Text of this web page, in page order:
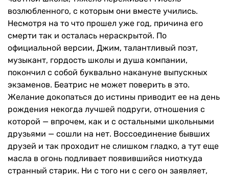
возлюбленного, с которым они вместе учились.
Несмотря на то что прошел уже год, причина его
смерти так и осталась нераскрытой. По
официальной версии, Джим, талантливый поэт,
музыкант, гордость школы и душа компании,
покончил с собой буквально накануне выпускных
экзаменов. Беатрис не может поверить в это.
Желание докопаться до истины приводит ее на день
рождения некогда лучшей подруги, отношения с
которой — впрочем, как и с остальными школьными
друзьями — сошли на нет. Воссоединение бывших
друзей и так проходит не слишком гладко, а тут еще
масла в огонь подливает появившийся ниоткуда
странный старик. Ни с того ни с сего он заявляет,